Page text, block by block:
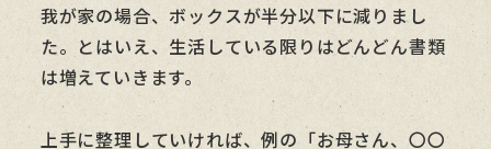
我が家の場合、ボックスが半分以下に減りまし
た。とはいえ、生活している限りはどんどん書類
は増えていきます。
上手に整理していければ、例の「お母さん、〇〇